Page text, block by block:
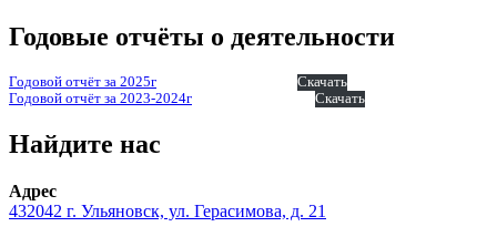
Годовые отчёты о деятельности
Годовой отчёт за 2025г
Скачать
Годовой отчёт за 2023-2024г
Скачать
Найдите нас
Адрес
432042 г. Ульяновск, ул. Герасимова, д. 21